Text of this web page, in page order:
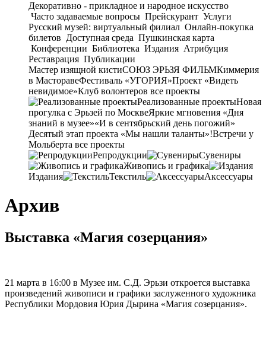
Декоративно - прикладное и народное искусство
Часто задаваемые вопросы Прейскурант Услуги
Русский музей: виртуальный филиал Онлайн-покупка
билетов Доступная среда Пушкинская карта
Конференции Библиотека Издания Атрибуция
Реставрация Публикации
Мастер изящной кистиСОЮЗ ЭРЬЗЯ ФИЛЬМКиммерия
в МасторавеФестиваль «УГОРИЯ»Проект «Видеть
невидимое»Клуб волонтеров все проекты
Реализованные проектыНовая
прогулка с Эрьзей по МосквеЯркие мгновения «Дня
знаний в музее»«И в сентябрьский день погожий»
Десятый этап проекта «Мы нашли таланты»!Встречи у
Мольберта все проекты
Репродукции
Сувениры
Живопись и графика
Издания
Текстиль Аксессуары
Архив
Выставка «Магия созерцания»
21 марта в 16:00 в Музее им. С.Д. Эрьзи откроется выставка
произведений живописи и графики заслуженного художника
Республики Мордовия Юрия Дырина «Магия созерцания».